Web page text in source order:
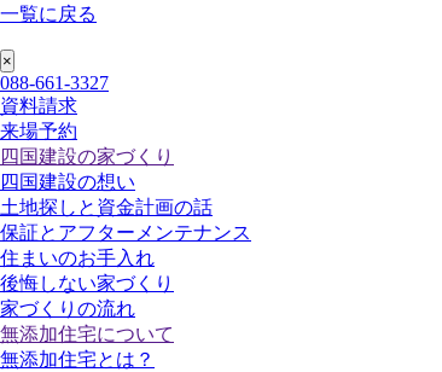
一覧に戻る
088-661-3327
資料請求
来場予約
四国建設の家づくり
四国建設の想い
土地探しと資金計画の話
保証とアフターメンテナンス
住まいのお手入れ
後悔しない家づくり
家づくりの流れ
無添加住宅について
無添加住宅とは？